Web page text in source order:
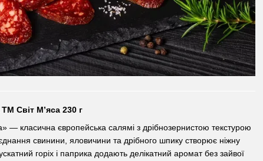
Світ М’яса 230 г
— класична європейська салямі з дрібнозернистою текстурою
свинини, яловичини та дрібного шпику створює ніжну
горіх і паприка додають делікатний аромат без зайвої